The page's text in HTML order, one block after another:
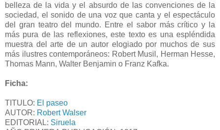
belleza de la vida y el absurdo de las convenciones de la
sociedad, el sonido de una voz que canta y el espectáculo
del gran teatro del mundo. Entre el sabor más crítico y la
más pura de las reflexiones, este texto es una espléndida
muestra del arte de un autor elogiado por muchos de sus
más ilustres contemporáneos: Robert Musil, Herman Hesse,
Thomas Mann, Walter Benjamin o Franz Kafka.
Ficha:
TITULO: El paseo
AUTOR: Robert Walser
EDITORIAL: Siruela